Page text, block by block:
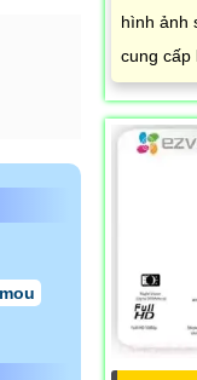
hình ảnh
cung cấp